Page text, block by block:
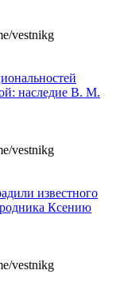
vestnikg
наследие В. М.
vestnikg
известного
Ксению
vestnikg